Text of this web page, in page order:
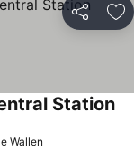
Jaa
hinnat
Station
Wallen